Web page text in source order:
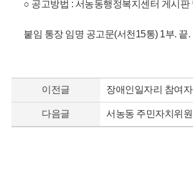
○ 공고방법 : 서농동행정복지센터 게시
붙임 통장 임명 공고문(서천15통) 1부. 끝.
이전글 장애인일자리 참여
다음글 서농동 주민자치위